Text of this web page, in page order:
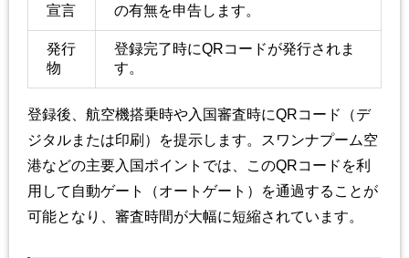
宣言
の有無を申告します。
発行
物
登録完了時にQRコードが発行されま
す。
登録後、航空機搭乗時や入国審査時にQRコード（デ
ジタルまたは印刷）を提示します。スワンナプーム空
港などの主要入国ポイントでは、このQRコードを利
用して自動ゲート（オートゲート）を通過することが
可能となり、審査時間が大幅に短縮されています。